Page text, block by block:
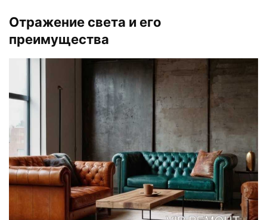
Отражение света и его
преимущества